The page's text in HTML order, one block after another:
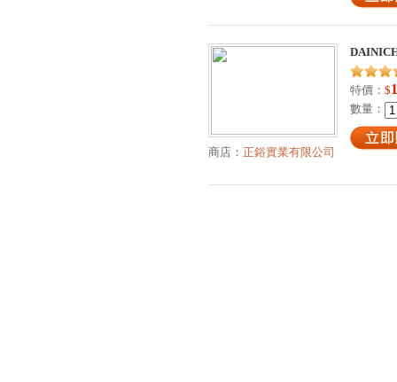
商店： 正鋊實業有限公司
特價： $1
數量：